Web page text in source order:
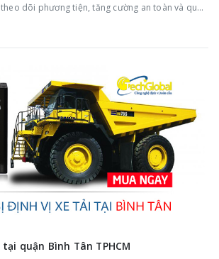
dõi phương tiện, tăng cường an toàn và quản
trường di chuyển thường xuyên.
quận Bình Tân TPHCM